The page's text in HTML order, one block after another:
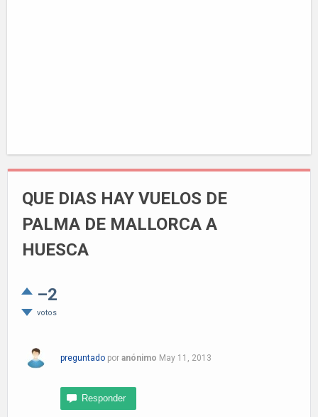
QUE DIAS HAY VUELOS DE
PALMA DE MALLORCA A
HUESCA
–2
votos
preguntado por anónimo May 11, 2013